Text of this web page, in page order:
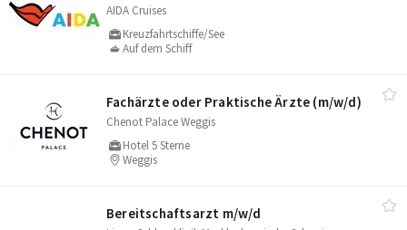
AIDA Cruises
Kreuzfahrtschiffe/See
Auf dem Schiff
Fachärzte oder Praktische Ärzte (m/​w/​d)
Chenot Palace Weggis
Hotel 5 Sterne
Weggis
Bereitschaftsarzt m/​w/​d